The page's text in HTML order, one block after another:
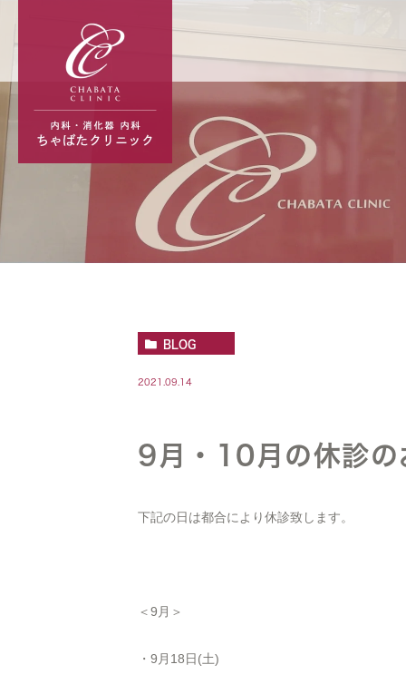
BLOG
2021.09.14
9月・10月の休診の
下記の日は都合により休診致します。
＜9月＞
・9月18日(土)